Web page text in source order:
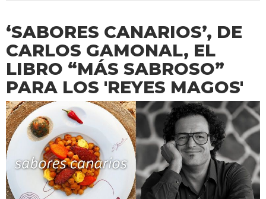
‘SABORES CANARIOS’, DE
CARLOS GAMONAL, EL
LIBRO “MÁS SABROSO”
PARA LOS 'REYES MAGOS'